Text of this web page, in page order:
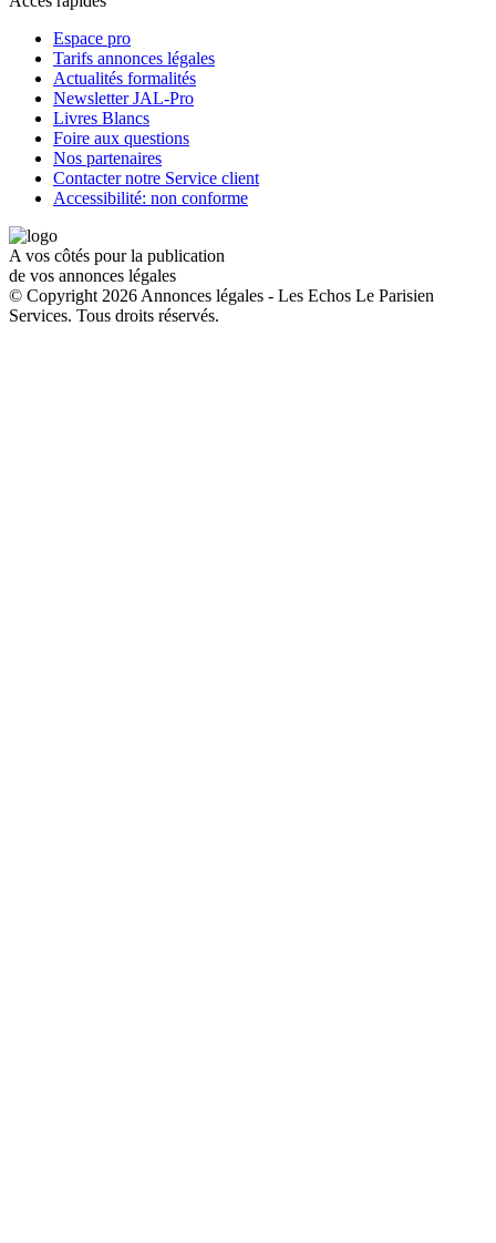
Espace pro
Tarifs annonces légales
Actualités formalités
Newsletter JAL-Pro
Livres Blancs
Foire aux questions
Nos partenaires
Contacter notre Service client
Accessibilité: non conforme
A vos côtés pour la publication
de vos annonces légales
© Copyright 2026 Annonces légales - Les Echos Le Parisien
Services. Tous droits réservés.